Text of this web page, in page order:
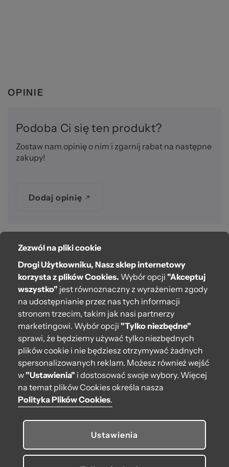
OPINIE
Podoba Ci się ten produkt?
Zostaw nam opinię o nim i zgarnij rabat na następne
zakupy!
Dodaj opinię
O bag
Pomoc
Moje O bag
Kontakt
222 571 414
bok@obagstore.pl
WhatsApp O bag Polska
Pon.-pt. w godz 08:00 - 16:00
Obserwuj nas
Zezwól na pliki cookie
Drogi Użytkowniku, Nasz sklep internetowy
korzysta z plików Cookies. Wybór opcji "Akceptuj
wszystko" jest równoznaczny z wyrażeniem zgody
na udostępnianie przez nas tych informacji
stronom trzecim, takim jak nasi partnerzy
marketingowi. Wybór opcji "Tylko niezbędne"
sprawi, że będziemy używać tylko niezbędnych
plików cookie i nie będziesz otrzymywać żadnych
spersonalizowanych reklam. Możesz również wejść
w"Ustawienia" i dostosować swoje wybory. Więcej
na temat plików Cookies określa nasza
Polityka Plików Cookies.
Ustawienia